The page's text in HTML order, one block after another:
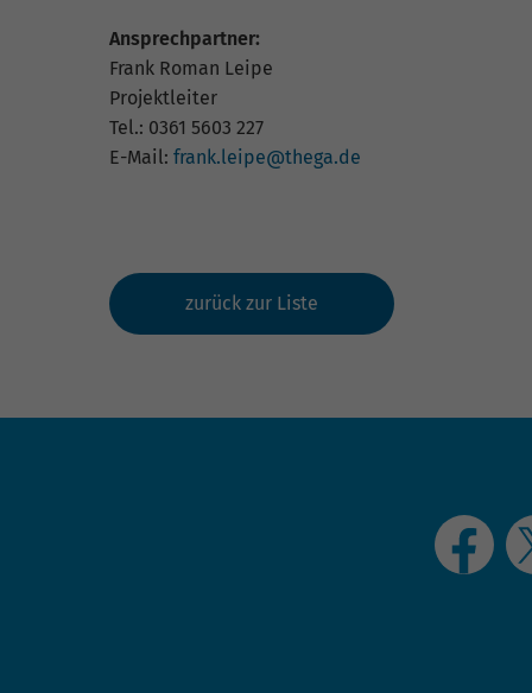
Ansprechpartner:
Frank Roman Leipe
Projektleiter
Tel.: 0361 5603 227
E-Mail: frank.leipe@thega.de
zurück zur Liste